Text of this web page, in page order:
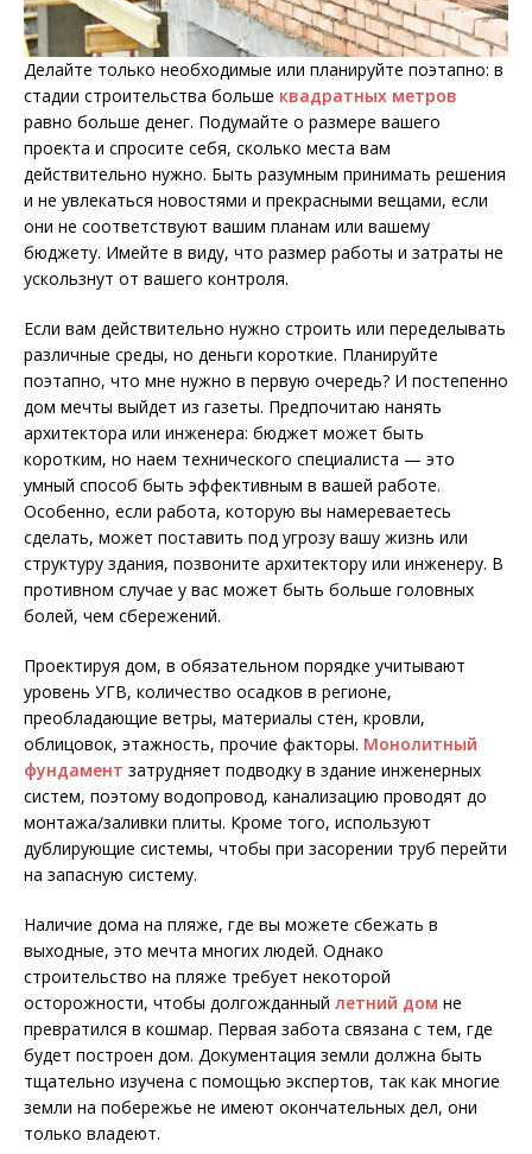
Делайте только необходимые или планируйте поэтапно: в
стадии строительства больше квадратных метров
равно больше денег. Подумайте о размере вашего
проекта и спросите себя, сколько места вам
действительно нужно. Быть разумным принимать решения
и не увлекаться новостями и прекрасными вещами, если
они не соответствуют вашим планам или вашему
бюджету. Имейте в виду, что размер работы и затраты не
ускользнут от вашего контроля.
Если вам действительно нужно строить или переделывать
различные среды, но деньги короткие. Планируйте
поэтапно, что мне нужно в первую очередь? И постепенно
дом мечты выйдет из газеты. Предпочитаю нанять
архитектора или инженера: бюджет может быть
коротким, но наем технического специалиста — это
умный способ быть эффективным в вашей работе.
Особенно, если работа, которую вы намереваетесь
сделать, может поставить под угрозу вашу жизнь или
структуру здания, позвоните архитектору или инженеру. В
противном случае у вас может быть больше головных
болей, чем сбережений.
Проектируя дом, в обязательном порядке учитывают
уровень УГВ, количество осадков в регионе,
преобладающие ветры, материалы стен, кровли,
облицовок, этажность, прочие факторы. Монолитный
фундамент затрудняет подводку в здание инженерных
систем, поэтому водопровод, канализацию проводят до
монтажа/заливки плиты. Кроме того, используют
дублирующие системы, чтобы при засорении труб перейти
на запасную систему.
Наличие дома на пляже, где вы можете сбежать в
выходные, это мечта многих людей. Однако
строительство на пляже требует некоторой
осторожности, чтобы долгожданный летний дом не
превратился в кошмар. Первая забота связана с тем, где
будет построен дом. Документация земли должна быть
тщательно изучена с помощью экспертов, так как многие
земли на побережье не имеют окончательных дел, они
только владеют.